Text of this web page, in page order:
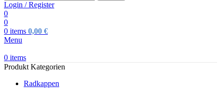
Login / Register
0
0
0 items 0,00 €
Menu
0 items
Produkt Kategorien
Radkappen